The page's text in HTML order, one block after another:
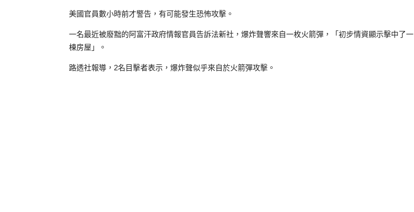
美國官員數小時前才警告，有可能發生恐怖攻擊。
一名最近被廢黜的阿富汗政府情報官員告訴法新社，爆炸聲響來自一枚火箭彈，「初步情資顯示擊中了一
棟房屋」。
路透社報導，2名目擊者表示，爆炸聲似乎來自於火箭彈攻擊。